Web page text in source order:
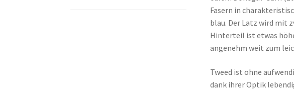
Fasern in
blau. Der Latz wird mit
Hinterteil ist etwas
angenehm weit zum
Tweed ist ohne
dank ihrer Optik